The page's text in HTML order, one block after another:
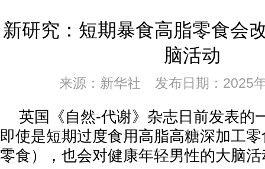
新研究：短期暴食高脂零食会
脑活动
来源：新华社 发布日期：2025
英国《自然-代谢》杂志日前发表的
即使是短期过度食用高脂高糖深加工
零食），也会对健康年轻男性的大脑